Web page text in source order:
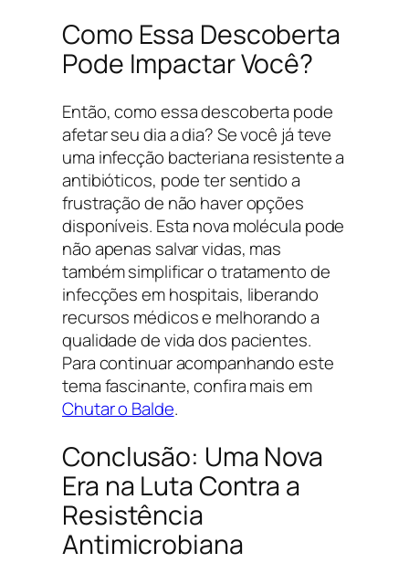
Como Essa Descoberta
Pode Impactar Você?
Então, como essa descoberta pode
afetar seu dia a dia? Se você já teve
uma infecção bacteriana resistente a
antibióticos, pode ter sentido a
frustração de não haver opções
disponíveis. Esta nova molécula pode
não apenas salvar vidas, mas
também simplificar o tratamento de
infecções em hospitais, liberando
recursos médicos e melhorando a
qualidade de vida dos pacientes.
Para continuar acompanhando este
tema fascinante, confira mais em
Chutar o Balde.
Conclusão: Uma Nova
Era na Luta Contra a
Resistência
Antimicrobiana